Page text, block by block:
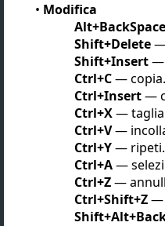
Modifica
Alt+BackSpace
Shift+Delete—
Shift+Insert—
Ctrl+C— copia.
Ctrl+Insert—
Ctrl+X—
Ctrl+V—
Ctrl+Y— ripeti.
Ctrl+A—
Ctrl+Z—
Ctrl+Shift+Z—